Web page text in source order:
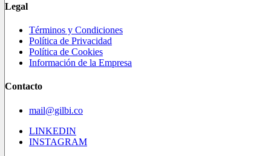
Legal
Términos y Condiciones
Política de Privacidad
Política de Cookies
Información de la Empresa
Contacto
mail@gilbi.co
LINKEDIN
INSTAGRAM